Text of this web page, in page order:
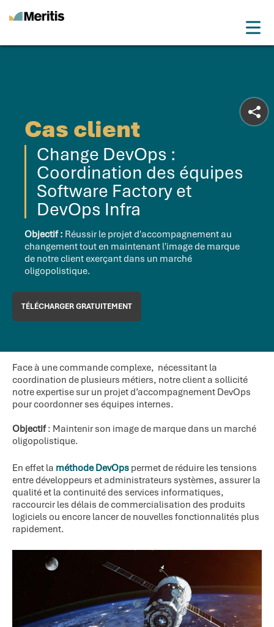
Cas client
Change DevOps :
Coordination des équipes
Software Factory et
DevOps Infra
Objectif : Réussir le projet d'accompagnement au
changement tout en maintenant l'image de marque
de notre client exerçant dans un marché
oligopolistique.
TÉLÉCHARGER GRATUITEMENT
Face à une commande complexe, nécessitant la
coordination de plusieurs métiers, notre client a sollicité
notre expertise sur un projet d’accompagnement DevOps
pour coordonner ses équipes internes.
Objectif: Maintenir son image de marque dans un marché
oligopolistique.
En effet la méthode DevOps permet de réduire les tensions
entre développeurs et administrateurs systèmes, assurer la
qualité et la continuité des services informatiques,
raccourcir les délais de commercialisation des produits
logiciels ou encore lancer de nouvelles fonctionnalités plus
rapidement.